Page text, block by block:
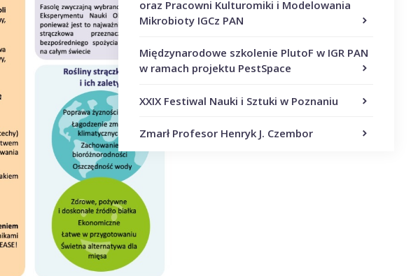
oraz Pracowni Kulturomiki i Modelowania
Mikrobioty IGCz PAN
Międzynarodowe szkolenie PlutoF w IGR PAN
w ramach projektu PestSpace
XXIX Festiwal Nauki i Sztuki w Poznaniu
Zmarł Profesor Henryk J. Czembor